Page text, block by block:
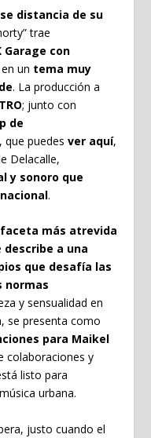
se distancia de su
trae
con
un tema muy
. La producción a
; junto con
de
, que puedes ver aquí,
Delacalle,
y sonoro que
.
más atrevida
describe a una
que desafía las
normas
y sensualidad en
se presenta como
para Maikel
colaboraciones y
listo para
urbana.
justo cuando el